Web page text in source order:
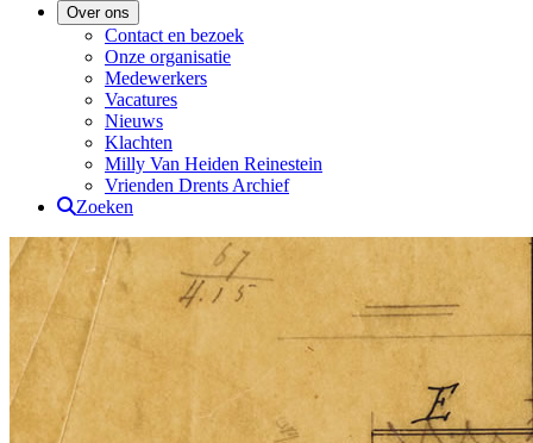
Over ons
Contact en bezoek
Onze organisatie
Medewerkers
Vacatures
Nieuws
Klachten
Milly Van Heiden Reinestein
Vrienden Drents Archief
Zoeken
Drents Archief